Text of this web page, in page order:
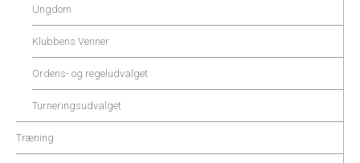
Ungdom
Klubbens Venner
Ordens- og regeludvalget
Turneringsudvalget
Træning